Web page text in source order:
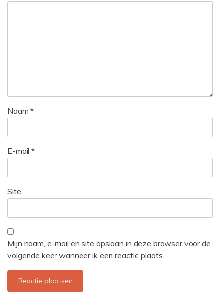
Naam *
E-mail *
Site
Mijn naam, e-mail en site opslaan in deze browser voor de
volgende keer wanneer ik een reactie plaats.